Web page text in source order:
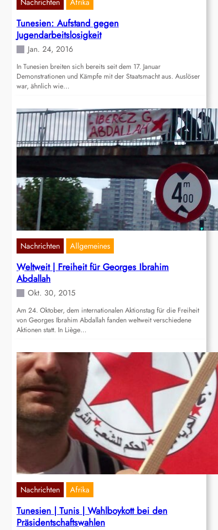
Nachrichten Afrika
Tunesien: Aufstand gegen
Jugendarbeitslosigkeit
Jan. 24, 2016
In Tunesien breiten sich bereits seit dem 17. Januar
Demonstrationen und Kämpfe mit der Staatsmacht aus. Auslöser
war, ähnlich wie…
Nachrichten Allgemeines
Weltweit | Freiheit für Georges Ibrahim
Abdallah
Okt. 30, 2015
Am 24. Oktober, dem internationalen Aktionstag für die Freiheit
von Georges Ibrahim Abdallah fanden weltweit verschiedene
Aktionen statt. In Liège…
Nachrichten Afrika
Tunesien | Tunis | Wahlboykott bei den
Präsidentschaftswahlen